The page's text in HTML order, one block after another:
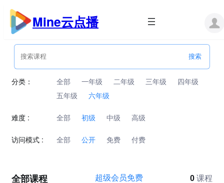
跳
内
Mine云点播
分类： 全部 一年级 二年级 三年级
四年级
五年级
六年级
难度 : 全部 初级 中级 高级
访问模式 : 全部 公开 免费 付费
全部课程 超级会员免费 0 课程